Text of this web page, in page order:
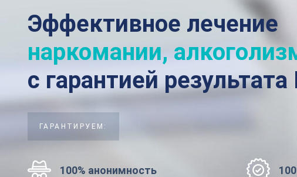
Эффективное лечение
наркомании,
с гарантией результата
ГАРАНТИРУЕМ:
100% анонимность